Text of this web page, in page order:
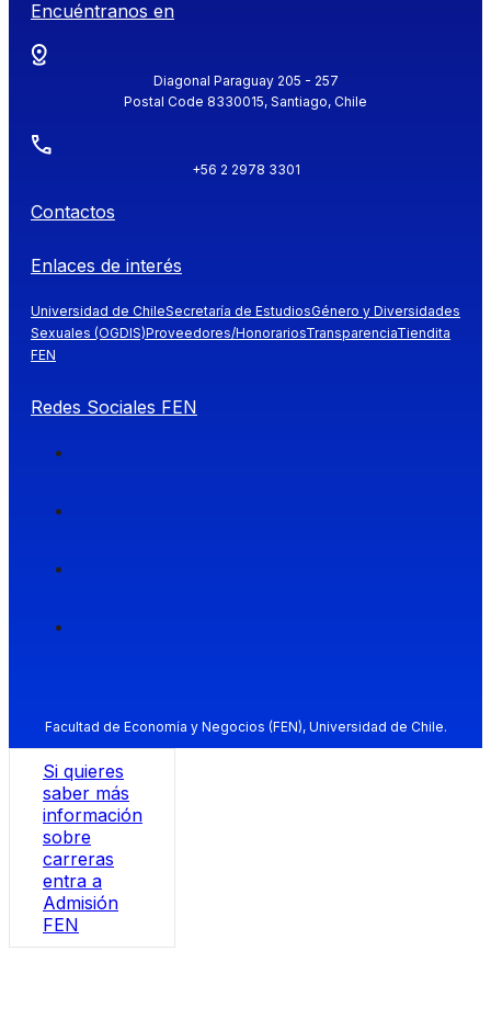
Encuéntranos en
Diagonal Paraguay 205 - 257
Postal Code 8330015, Santiago, Chile
+56 2 2978 3301
Contactos
Enlaces de interés
Universidad de ChileSecretaría de EstudiosGénero y Diversidades
Sexuales (OGDIS)Proveedores/HonorariosTransparenciaTiendita
FEN
Redes Sociales FEN
Facultad de Economía y Negocios (FEN), Universidad de Chile.
Si quieres
saber más
información
sobre
carreras
entra a
Admisión
FEN